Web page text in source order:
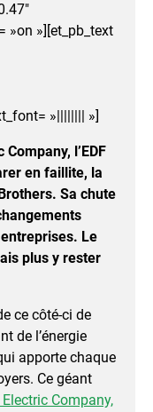
»on »][et_pb_text
»|||||||| »]
l’EDF
en faillite, la
Sa chute
Le
plus y rester
ce côté-ci de
de l’énergie
apporte chaque
Ce géant
Company,